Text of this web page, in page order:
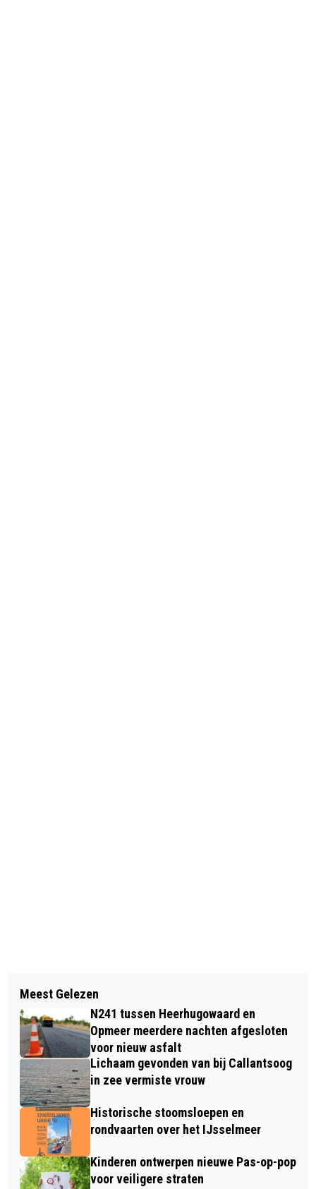
WAAGPLEIN KRIJGT
'CORONACHECKPUNT' OM DRUKTE BIJ
CAFÉS TE REGULEREN
STERRENREGEN BIJ SUPERMARKTEN
Meest Gelezen
N241 tussen Heerhugowaard en
Opmeer meerdere nachten afgesloten
voor nieuw asfalt
Lichaam gevonden van bij Callantsoog
in zee vermiste vrouw
Historische stoomsloepen en
rondvaarten over het IJsselmeer
Kinderen ontwerpen nieuwe Pas-op-pop
voor veiligere straten